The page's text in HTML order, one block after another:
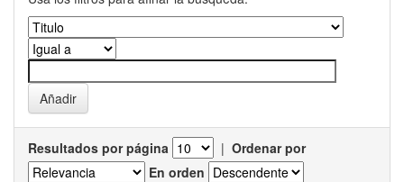
Resultados por página | Ordenar por
En orden